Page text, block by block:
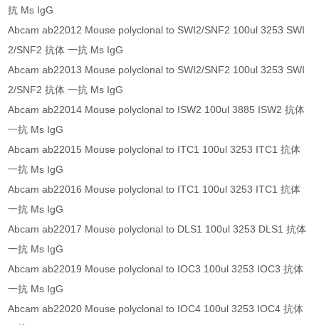
抗 Ms IgG
Abcam ab22012 Mouse polyclonal to SWI2/SNF2 100ul 3253 SWI
2/SNF2 抗体 一抗 Ms IgG
Abcam ab22013 Mouse polyclonal to SWI2/SNF2 100ul 3253 SWI
2/SNF2 抗体 一抗 Ms IgG
Abcam ab22014 Mouse polyclonal to ISW2 100ul 3885 ISW2 抗体
一抗 Ms IgG
Abcam ab22015 Mouse polyclonal to ITC1 100ul 3253 ITC1 抗体
一抗 Ms IgG
Abcam ab22016 Mouse polyclonal to ITC1 100ul 3253 ITC1 抗体
一抗 Ms IgG
Abcam ab22017 Mouse polyclonal to DLS1 100ul 3253 DLS1 抗体
一抗 Ms IgG
Abcam ab22019 Mouse polyclonal to IOC3 100ul 3253 IOC3 抗体
一抗 Ms IgG
Abcam ab22020 Mouse polyclonal to IOC4 100ul 3253 IOC4 抗体